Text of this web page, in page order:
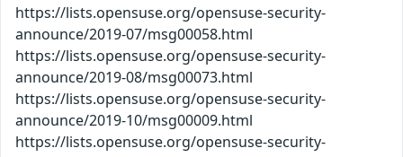
https://lists.opensuse.org/opensuse-security-
announce/2019-07/msg00058.html
https://lists.opensuse.org/opensuse-security-
announce/2019-08/msg00073.html
https://lists.opensuse.org/opensuse-security-
announce/2019-10/msg00009.html
https://lists.opensuse.org/opensuse-security-